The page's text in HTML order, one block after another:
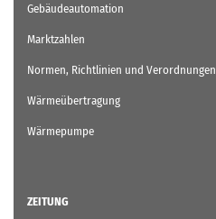
Gebäudeautomation
Marktzahlen
Normen, Richtlinien und Verordnungen
Wärmeübertragung
Wärmepumpe
ZEITUNG